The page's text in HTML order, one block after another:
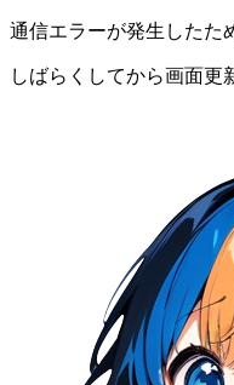
通信エラーが発生したた
しばらくしてから画面更